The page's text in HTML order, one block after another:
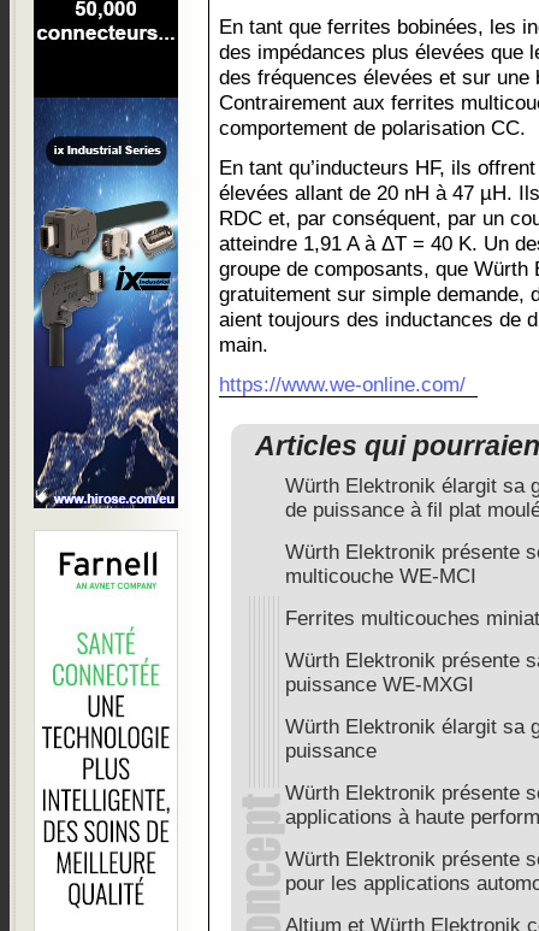
En tant que ferrites bobinées, les
des impédances plus élevées que
des fréquences élevées et sur une
Contrairement aux ferrites
comportement de polarisation CC.
En tant qu’inducteurs HF, ils
élevées allant de 20 nH à 47 µH.
RDC et, par conséquent, par un
atteindre 1,91 A à ΔT = 40 K. Un
groupe de composants, que
gratuitement sur simple demande,
aient toujours des inductances de
main.
https://www.we-online.com/
Articles qui
Würth Elektronik élargit sa
de puissance à fil plat
Würth Elektronik présente
multicouche WE-MCI
Ferrites multicouches
Würth Elektronik présente
puissance WE-MXGI
Würth Elektronik élargit sa
puissance
Würth Elektronik présente
applications à haute
Würth Elektronik présente
pour les applications
Altium et Würth Elektronik